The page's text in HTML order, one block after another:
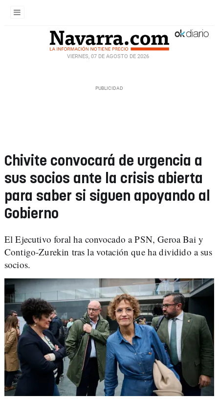
VIERNES, 07 DE AGOSTO DE 2026
Chivite convocará de urgencia a
sus socios ante la crisis abierta
para saber si siguen apoyando al
Gobierno
El Ejecutivo foral ha convocado a PSN, Geroa Bai y
Contigo-Zurekin tras la votación que ha dividido a sus
socios.